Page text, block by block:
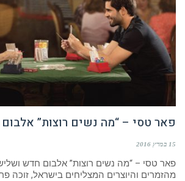
פאר טסי – “מה נשים רוצות”
15 במרץ 2016
פאר טסי – “מה נשים רוצות” אלבום חדש
מהזמרים והיוצרים המצליחים בישראל, זוכה